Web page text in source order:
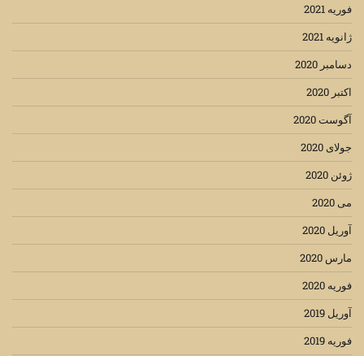
فوریه 2021
ژانویه 2021
دسامبر 2020
اکتبر 2020
آگوست 2020
جولای 2020
ژوئن 2020
می 2020
آوریل 2020
مارس 2020
فوریه 2020
آوریل 2019
فوریه 2019